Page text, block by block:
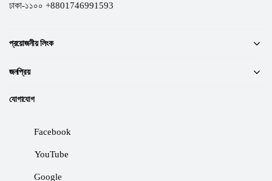
ঢাকা-১১০০ +8801746991593
প্রয়োজনীয় লিংক
জনপ্রিয়
যোগাযোগ
Facebook
YouTube
Google